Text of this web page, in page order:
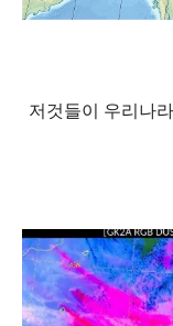
저것들이 우리나